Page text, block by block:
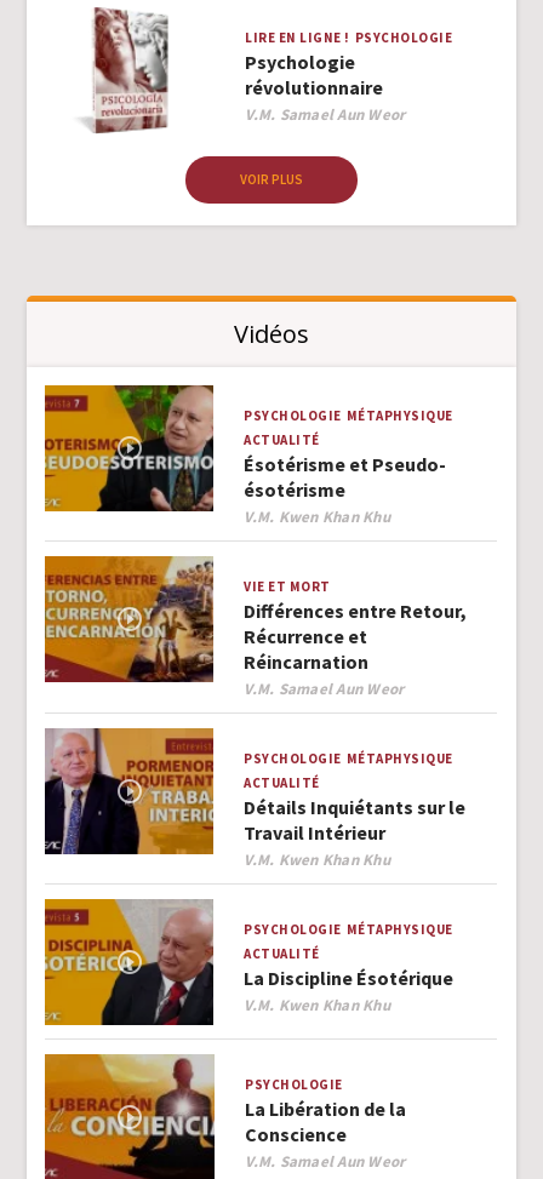
LIRE EN LIGNE ! PSYCHOLOGIE
Psychologie
révolutionnaire
Author
V.M. Samael Aun Weor
VOIR PLUS
Vidéos
PSYCHOLOGIE MÉTAPHYSIQUE
ACTUALITÉ
Ésotérisme et Pseudo-
ésotérisme
Author
V.M. Kwen Khan Khu
VIE ET MORT
Différences entre Retour,
Récurrence et
Réincarnation
Author
V.M. Samael Aun Weor
PSYCHOLOGIE MÉTAPHYSIQUE
ACTUALITÉ
Détails Inquiétants sur le
Travail Intérieur
Author
V.M. Kwen Khan Khu
PSYCHOLOGIE MÉTAPHYSIQUE
ACTUALITÉ
La Discipline Ésotérique
Author
V.M. Kwen Khan Khu
PSYCHOLOGIE
La Libération de la
Conscience
Author
V.M. Samael Aun Weor